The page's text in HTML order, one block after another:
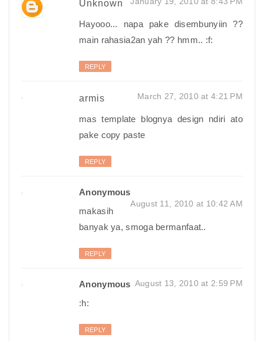
Unknown
Hayooo... napa pake disembunyiin ??
main rahasia2an yah ?? hmm.. :f:
REPLY
armis March 27, 2010 at 4:21 PM
mas template blognya design ndiri ato
pake copy paste
REPLY
Anonymous
August 11, 2010 at 10:42 AM
makasih
banyak ya, smoga bermanfaat..
REPLY
Anonymous August 13, 2010 at 2:59 PM
:h:
REPLY